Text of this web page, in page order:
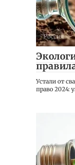
Россия
Устали от
право 2024: